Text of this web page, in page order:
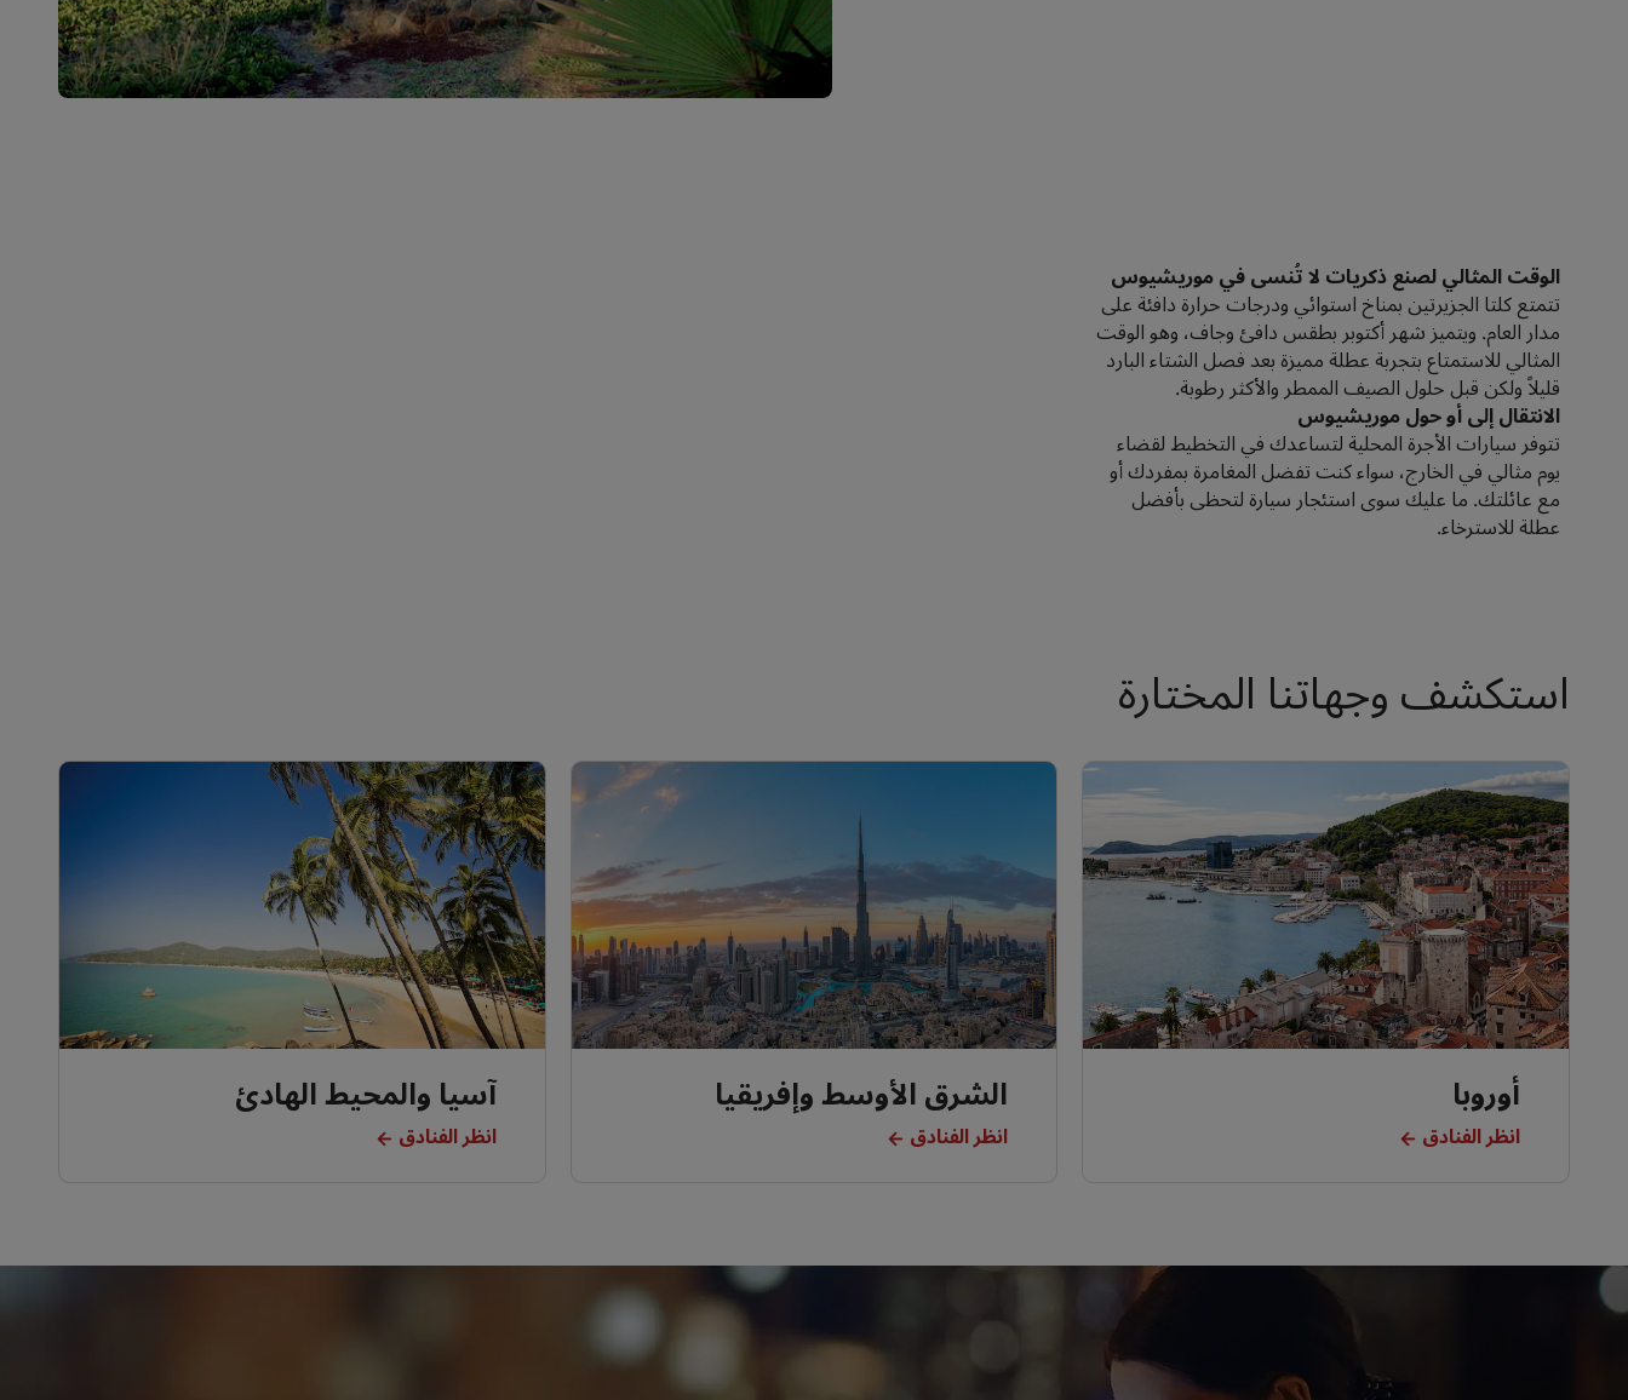
الوقت المثالي لصنع ذكريات لا تُنسى في موريشيوس
تتمتع كلتا الجزيرتين بمناخ استوائي ودرجات حرارة دافئة على
مدار العام. ويتميز شهر أكتوبر بطقس دافئ وجاف، وهو الوقت
المثالي للاستمتاع بتجربة عطلة مميزة بعد فصل الشتاء البارد
قليلاً ولكن قبل حلول الصيف الممطر والأكثر رطوبة.
الانتقال إلى أو حول موريشيوس
تتوفر سيارات الأجرة المحلية لتساعدك في التخطيط لقضاء
يوم مثالي في الخارج، سواء كنت تفضل المغامرة بمفردك أو
مع عائلتك. ما عليك سوى استئجار سيارة لتحظى بأفضل
عطلة للاسترخاء.
استكشف وجهاتنا المختارة
أوروبا
انظر الفنادق
الشرق الأوسط وإفريقيا
انظر الفنادق
آسيا والمحيط الهادئ
انظر الفنادق